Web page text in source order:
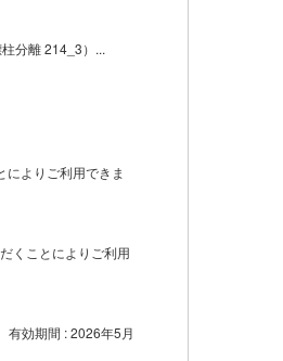
分離 214_3）...
によりご利用できま
くことによりご利用
有効期間 : 2026年5月